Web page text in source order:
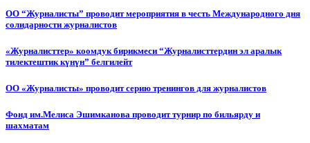
ОО “Журналисты” проводит мероприятия в честь Международного дня
солидарности журналистов
«Журналисттер» коомдук бирикмеси “Журналисттердин эл аралык
тилектештик күнүн” белгилейт
ОО «Журналисты» проводит серию тренингов для журналистов
Фонд им.Мелиса Эшимканова проводит турнир по бильярду и
шахматам